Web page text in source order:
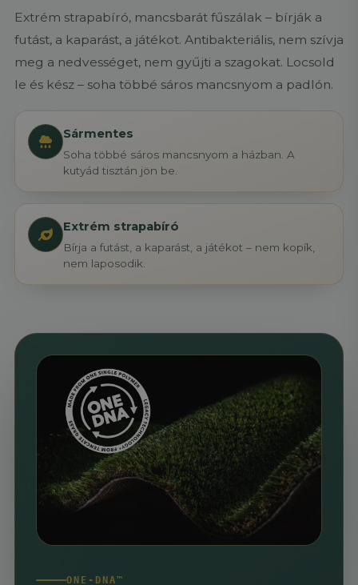
Extrém strapabíró, mancsbarát fűszálak – bírják a
futást, a kaparást, a játékot. Antibakteriális, nem szívja
meg a nedvességet, nem gyűjti a szagokat. Locsold
le és kész – soha többé sáros mancsnyom a padlón.
Sármentes
Soha többé sáros mancsnyom a házban. A
kutyád tisztán jön be.
Extrém strapabíró
Bírja a futást, a kaparást, a játékot – nem kopík,
nem laposodik.
ONE-DNA™